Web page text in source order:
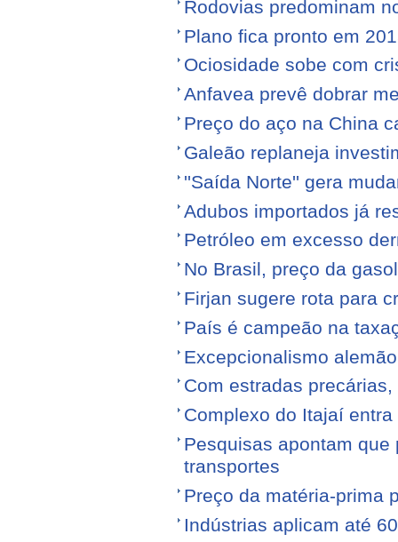
Rodovias predominam
Plano fica pronto em
Ociosidade sobe com
Anfavea prevê dobrar
Preço do aço na China
Galeão replaneja
''Saída Norte'' gera
Adubos importados já
Petróleo em excesso
No Brasil, preço da
Firjan sugere rota para
País é campeão na
Excepcionalismo alemão
Com estradas
Complexo do Itajaí
Pesquisas apontam
transportes
Preço da matéria-prima
Indústrias aplicam até